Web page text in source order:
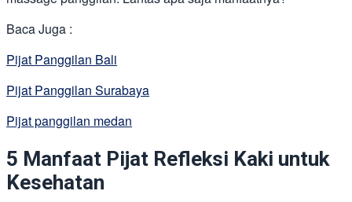
Baca Juga :
Pijat Panggilan Bali
Pijat Panggilan Surabaya
Pijat panggilan medan
5 Manfaat Pijat Refleksi Kaki untuk
Kesehatan